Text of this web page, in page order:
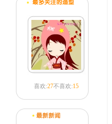
喜欢:27不喜欢:15